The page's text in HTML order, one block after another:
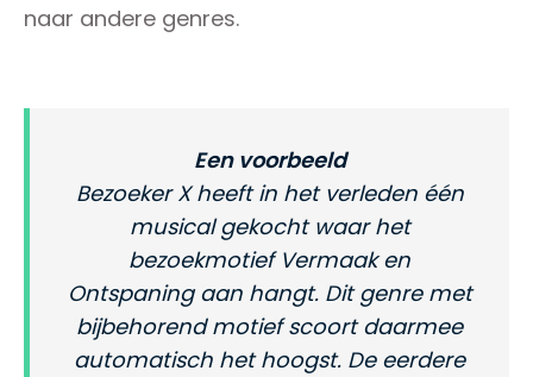
naar andere genres.
Een voorbeeld
Bezoeker X heeft in het verleden één
musical gekocht waar het
bezoekmotief Vermaak en
Ontspaning aan hangt. Dit genre met
bijbehorend motief scoort daarmee
automatisch het hoogst. De eerdere